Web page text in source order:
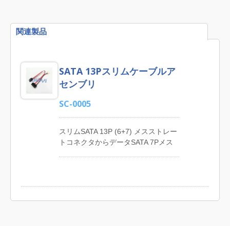
関連製品
SATA 13Pスリムケーブルア
センブリ
SC-0005
スリムSATA 13P (6+7) メスストレー
トコネクタからデータSATA 7Pメス
JIA YIは、SATA 7Pデータケーブル、